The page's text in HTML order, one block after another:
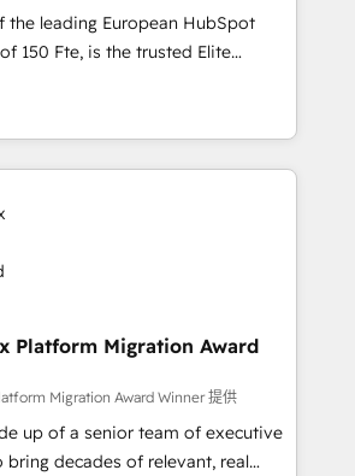
Lead generation services using
Onboarding , Data
Integration & Platform
you
investment in HubSpot.
the leading European HubSpot
the trusted Elite
offering you a roadmap on
and achieving Commercial
our targeted processes, we
digital transformation and minimize
Advanced Accredited CRM
we provide expertise to
2015 we are fully
and with an experienced
with reputable companies in
as manufacturing, SaaS and
We prepare a customized
demonstrates the value and
transformation, including a
rationale with a focus on ROI and
Platform Migration Award
Migration Award Winner 提供
up of a senior team of executive
bring decades of relevant, real